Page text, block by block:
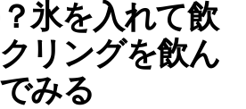
ゴ
リ
ー
氷を入れて飲
リングを飲ん
でみる